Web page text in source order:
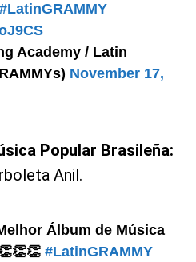
#LatinGRAMMY
Academy / Latin
November 17,
Popular Brasileña:
Anil.
Álbum de Música
#LatinGRAMMY